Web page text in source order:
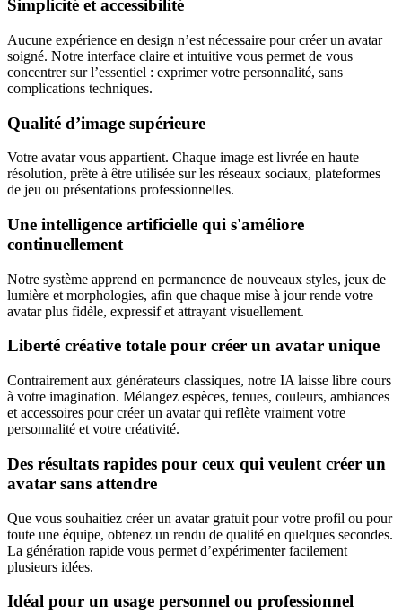
Simplicité et accessibilité
Aucune expérience en design n’est nécessaire pour créer un avatar
soigné. Notre interface claire et intuitive vous permet de vous
concentrer sur l’essentiel : exprimer votre personnalité, sans
complications techniques.
Qualité d’image supérieure
Votre avatar vous appartient. Chaque image est livrée en haute
résolution, prête à être utilisée sur les réseaux sociaux, plateformes
de jeu ou présentations professionnelles.
Une intelligence artificielle qui s'améliore
continuellement
Notre système apprend en permanence de nouveaux styles, jeux de
lumière et morphologies, afin que chaque mise à jour rende votre
avatar plus fidèle, expressif et attrayant visuellement.
Liberté créative totale pour créer un avatar unique
Contrairement aux générateurs classiques, notre IA laisse libre cours
à votre imagination. Mélangez espèces, tenues, couleurs, ambiances
et accessoires pour créer un avatar qui reflète vraiment votre
personnalité et votre créativité.
Des résultats rapides pour ceux qui veulent créer un
avatar sans attendre
Que vous souhaitiez créer un avatar gratuit pour votre profil ou pour
toute une équipe, obtenez un rendu de qualité en quelques secondes.
La génération rapide vous permet d’expérimenter facilement
plusieurs idées.
Idéal pour un usage personnel ou professionnel